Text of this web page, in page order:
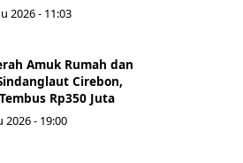
2026 - 11:03
Amuk Rumah dan
Cirebon,
Rp350 Juta
2026 - 19:00